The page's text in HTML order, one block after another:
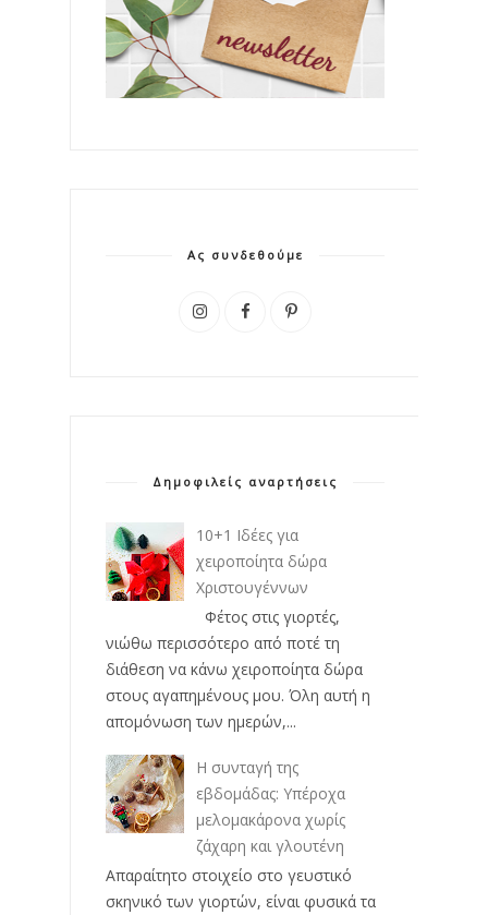
Ας συνδεθούμε
Δημοφιλείς αναρτήσεις
10+1 Ιδέες για
χειροποίητα δώρα
Χριστουγέννων
Φέτος στις γιορτές,
νιώθω περισσότερο από ποτέ τη
διάθεση να κάνω χειροποίητα δώρα
στους αγαπημένους μου. Όλη αυτή η
απομόνωση των ημερών,...
Η συνταγή της
εβδομάδας: Υπέροχα
μελομακάρονα χωρίς
ζάχαρη και γλουτένη
Απαραίτητο στοιχείο στο γευστικό
σκηνικό των γιορτών, είναι φυσικά τα